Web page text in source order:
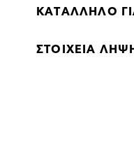
ΚΑΤΆΛΛΗΛΟ
ΣΤΟΙΧΕΊΑ